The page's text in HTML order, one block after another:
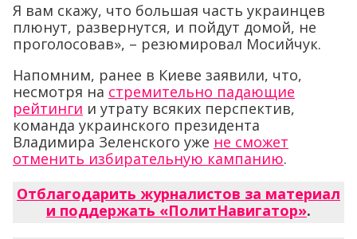
Я вам скажу, что большая часть украинцев
плюнут, развернутся, и пойдут домой, не
проголосовав», – резюмировал Мосийчук.
Напомним, ранее в Киеве заявили, что,
несмотря на стремительно падающие
рейтинги и утрату всяких перспектив,
команда украинского президента
Владимира Зеленского уже не сможет
отменить избирательную кампанию.
Отблагодарить журналистов за материал
и поддержать «ПолитНавигатор».